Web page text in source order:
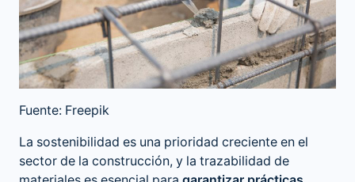
Fuente: Freepik
La sostenibilidad es una prioridad creciente en el
sector de la construcción, y la trazabilidad de